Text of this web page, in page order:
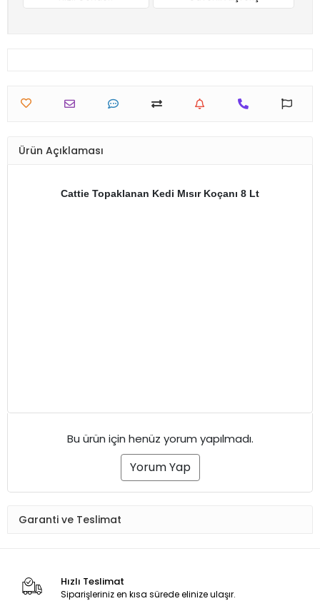
Ürün Açıklaması
Cattie Topaklanan Kedi Mısır Koçanı 8 Lt
Bu ürün için henüz yorum yapılmadı.
Yorum Yap
Garanti ve Teslimat
Hızlı Teslimat
Siparişleriniz en kısa sürede elinize ulaşır.